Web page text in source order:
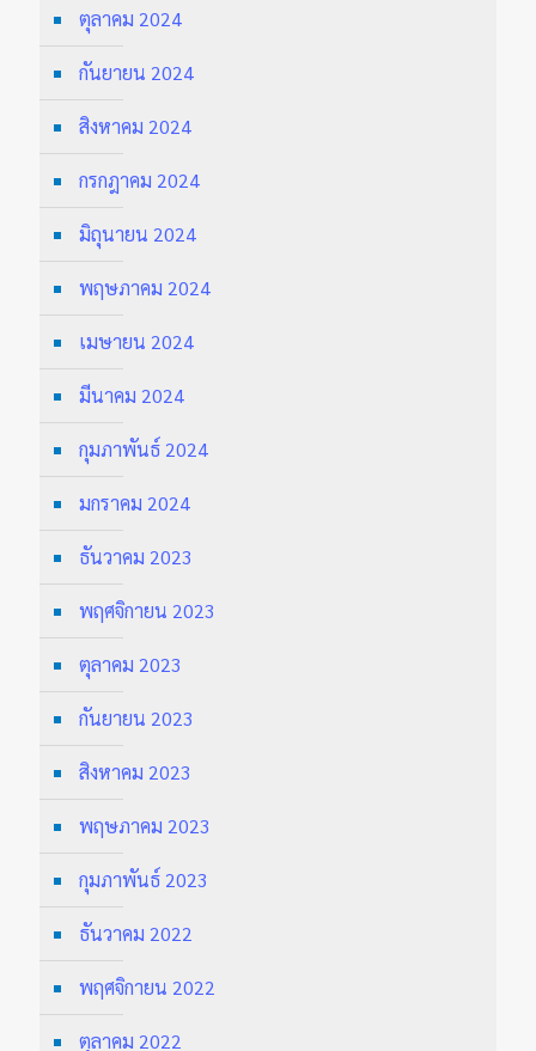
ตุลาคม 2024
กันยายน 2024
สิงหาคม 2024
กรกฎาคม 2024
มิถุนายน 2024
พฤษภาคม 2024
เมษายน 2024
มีนาคม 2024
กุมภาพันธ์ 2024
มกราคม 2024
ธันวาคม 2023
พฤศจิกายน 2023
ตุลาคม 2023
กันยายน 2023
สิงหาคม 2023
พฤษภาคม 2023
กุมภาพันธ์ 2023
ธันวาคม 2022
พฤศจิกายน 2022
ตุลาคม 2022